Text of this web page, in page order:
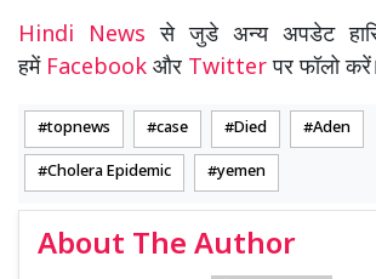
Hindi Newsसे जुडे अन्य अपडेट
हमें Facebook और Twitterपर फॉलो करें।
topnews case Died Aden
Cholera Epidemic yemen
About The Author